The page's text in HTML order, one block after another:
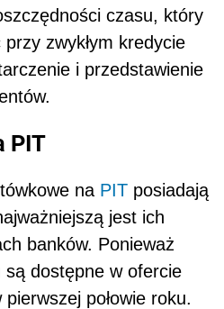
czasu, który
przy zwykłym kredycie
i przedstawienie
PIT
na PIT posiadają
jest ich
banków. Ponieważ
dostępne w ofercie
połowie roku.